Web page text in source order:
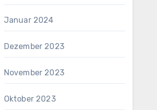
Januar 2024
Dezember 2023
November 2023
Oktober 2023